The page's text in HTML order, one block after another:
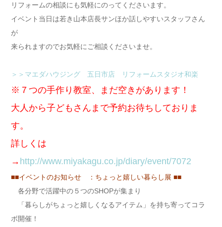
リフォームの相談にも気軽にのってくださいます。
イベント当日は若き山本店長サンほか話しやすいスタッフさん
が
来られますのでお気軽にご相談くださいませ。
＞＞マエダハウジング 五日市店 リフォームスタジオ和楽
※７つの手作り教室、まだ空きがあります！
大人から子どもさんまで予約お待ちしておりま
す。
詳しくは
→ http://www.miyakagu.co.jp/diary/event/7072
■■イベントのお知らせ ：ちょっと嬉しい暮らし展 ■■
各分野で活躍中の５つのSHOPが集まり
「暮らしがちょっと嬉しくなるアイテム」を持ち寄ってコラ
ボ開催！